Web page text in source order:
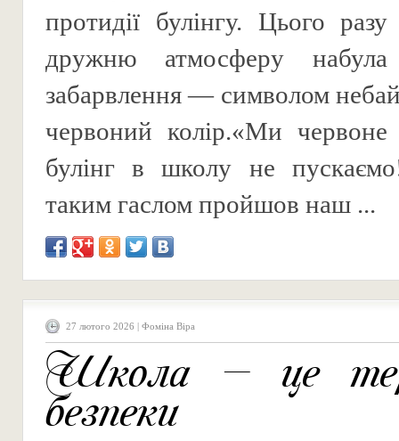
протидії булінгу. Цього
дружню атмосферу набула
забарвлення — символом
червоний колір.«Ми
булінг в школу не
таким гаслом пройшов наш ...
27 лютого 2026 | Фоміна Віра
Школа — це
безпеки